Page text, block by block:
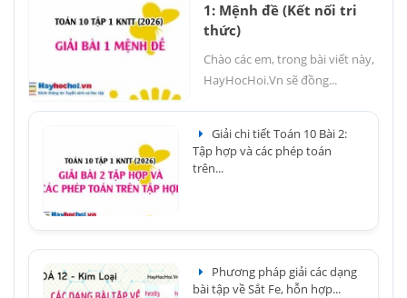
1: Mệnh đề (Kết nối tri
thức)
Chào các em, trong bài viết này,
HayHocHoi.Vn sẽ đồng...
Giải chi tiết Toán 10 Bài 2:
Tập hợp và các phép toán
trên...
Phương pháp giải các dạng
bài tập về Sắt Fe, hỗn hợp...